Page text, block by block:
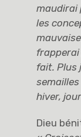
maudirai
les
frapperai
fait. Plus
hiver,
Dieu